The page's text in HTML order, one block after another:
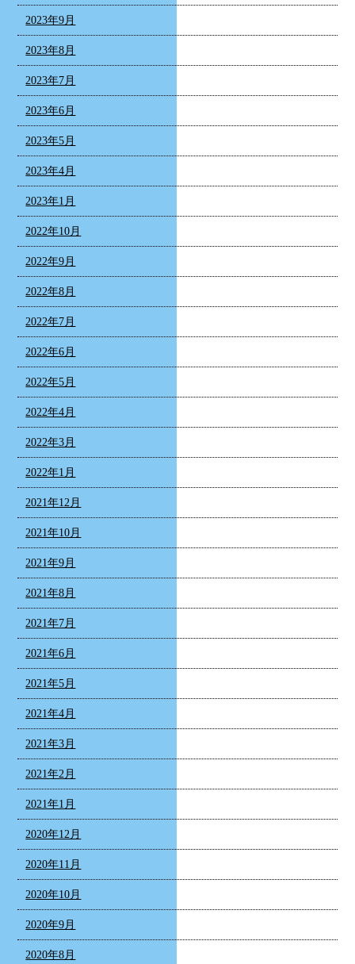
2023年9月
2023年8月
2023年7月
2023年6月
2023年5月
2023年4月
2023年1月
2022年10月
2022年9月
2022年8月
2022年7月
2022年6月
2022年5月
2022年4月
2022年3月
2022年1月
2021年12月
2021年10月
2021年9月
2021年8月
2021年7月
2021年6月
2021年5月
2021年4月
2021年3月
2021年2月
2021年1月
2020年12月
2020年11月
2020年10月
2020年9月
2020年8月